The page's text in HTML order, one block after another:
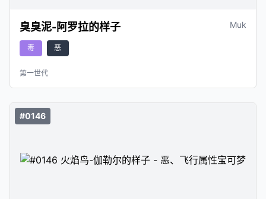
臭臭泥-阿罗拉的样子 Muk
毒 恶
第一世代
#0146